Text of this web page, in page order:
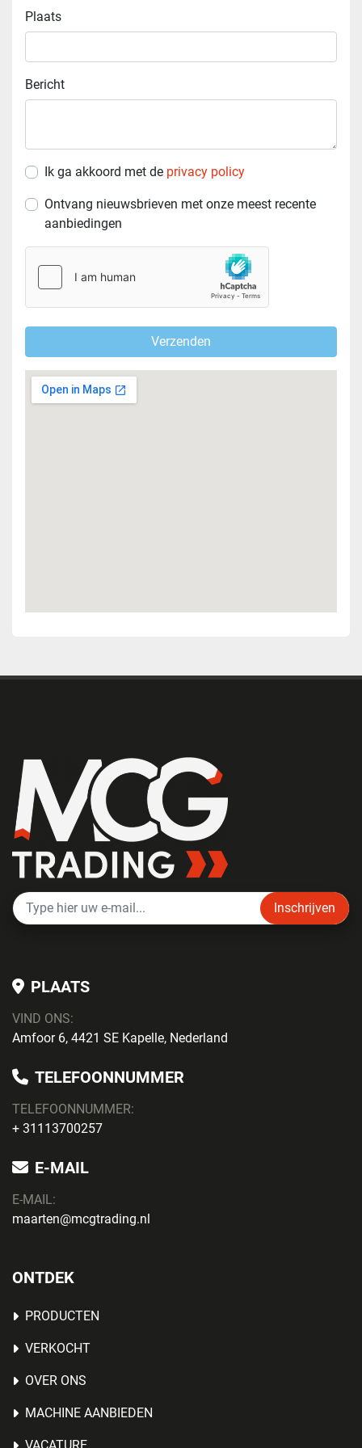
Plaats
Bericht
Ik ga akkoord met de privacy policy
Ontvang nieuwsbrieven met onze meest recente
aanbiedingen
Verzenden
Inschrijven
PLAATS
VIND ONS:
Amfoor 6, 4421 SE Kapelle, Nederland
TELEFOONNUMMER
TELEFOONNUMMER:
+ 31113700257
E-MAIL
E-MAIL:
maarten@mcgtrading.nl
ONTDEK
PRODUCTEN
VERKOCHT
OVER ONS
MACHINE AANBIEDEN